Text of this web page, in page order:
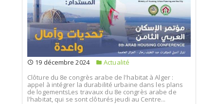
19 décembre 2024
Actualité
Clôture du 8e congrès arabe de l'habitat à Alger :
appel à intégrer la durabilité urbaine dans les plans
de logementsLes travaux du 8e congrès arabe de
l'habitat, qui se sont clôturés jeudi au Centre...